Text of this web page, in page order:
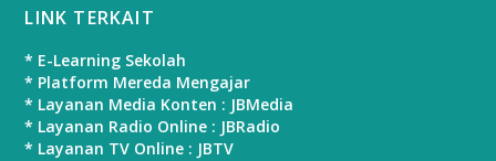
LINK TERKAIT
* E-Learning Sekolah
* Platform Mereda Mengajar
* Layanan Media Konten : JBMedia
* Layanan Radio Online : JBRadio
* Layanan TV Online : JBTV